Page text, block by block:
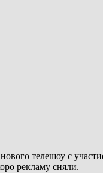
телешоу с
рекламу сняли.